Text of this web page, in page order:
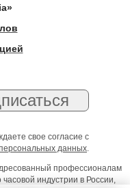
свое согласие с
данных.
профессионалам
индустрии в России,